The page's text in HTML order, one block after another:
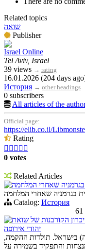
Related topics
שואה
Publisher
Israel Online
Tel Aviv, Israel
39 views → rating
16.01.2026 (204 days
История → other headings
0 subscribers
All articles of the
Official page:
https://elib.co.il/
Rating
    
0 votes
Related Articles
שאחרי המלחמה
בגרמניה שאחרי המלחמה
Catalog: История
61
הקורבנות של שואת
יהודי אירופה
בישראל. תולדות ההקמה,
והתפקיד בשמירה על